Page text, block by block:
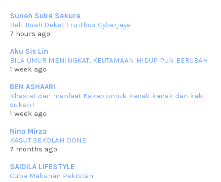
RESIPI KUIH KASWI KELEDEK UNGU
Assalammualaikum, salam semua. Masih belum terlambat untuk che
mat ucapkan
Jun 30 2023
RESIPI KURMA AYAM MERAH
Assalammualaikum, salam semua. Hari ni 4 Zulhijjah 1444 Hijrah,
Jun 23 2023
RESIPI SAMBAL PARU
Assalammualaikum, salam sejahtera semua. Lama betul che mat tak
Jun 20 2023
RESIPI PISANG MUDA MASAK LEMAK
lemak ni che mat... read more
Mar 07 2023
Sunah Suka Sakura
Beli Buah Dekat Fruitbox Cyberjaya
7 hours ago
Aku Sis Lin
BILA UMUR MENINGKAT, KEUTAMAAN HIDUP PUN BERUBAH
1 week ago
BEN ASHAARI
Khasiat dan manfaat Kakao untuk kanak kanak dan kaki
sukan !
1 week ago
Nina Mirza
KASUT SEKOLAH DONE!
7 months ago
SAIDILA LIFESTYLE
Cuba Makanan Pakistan